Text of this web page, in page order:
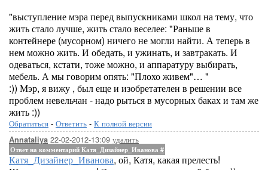
"выступление мэра перед выпускниками школ на тему, что
жить стало лучше, жить стало веселее: "Раньше в
контейнере (мусорном) ничего не могли найти. А теперь в
нем можно жить. И обедать, и ужинать, и завтракать. И
одеваться, кстати, тоже можно, и аппаратуру выбирать,
мебель. А мы говорим опять: "Плохо живем"… "
:)) Мэр, я вижу , был еще и изобретателен в решении все
проблем невельчан - надо рыться в мусорных баках и там же
жить :))
Обратиться - Ответить - К полной версии
Annataliya 22-02-2012-13:09 удалить
Ответ на комментарий Катя_Дизайнер_Иванова #
Катя_Дизайнер_Иванова, ой, Катя, какая прелесть!